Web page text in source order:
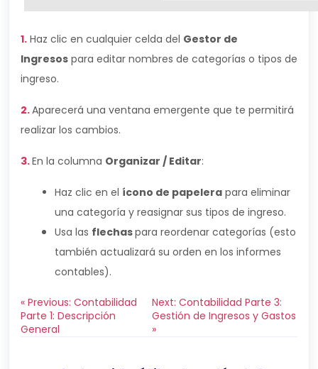
1. Haz clic en cualquier celda del Gestor de
Ingresos para editar nombres de categorías o tipos de
ingreso.
2.Aparecerá una ventana emergente que te permitirá
realizar los cambios.
3.En la columna Organizar / Editar:
Haz clic en el ícono de papelera para eliminar
una categoría y reasignar sus tipos de ingreso.
Usa las flechaspara reordenar categorías (esto
también actualizará su orden en los informes
contables).
« Previous: Contabilidad
Parte 1: Descripción
General
Next: Contabilidad Parte 3:
Gestión de Ingresos y Gastos
»